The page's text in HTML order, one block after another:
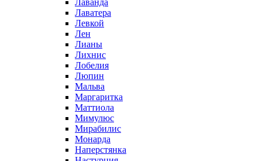
Лаванда
Лаватера
Левкой
Лен
Лианы
Лихнис
Лобелия
Люпин
Мальва
Маргаритка
Маттиола
Мимулюс
Мирабилис
Монарда
Наперстянка